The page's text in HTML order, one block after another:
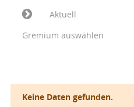
Aktuell
Gremium auswählen
Keine Daten gefunden.